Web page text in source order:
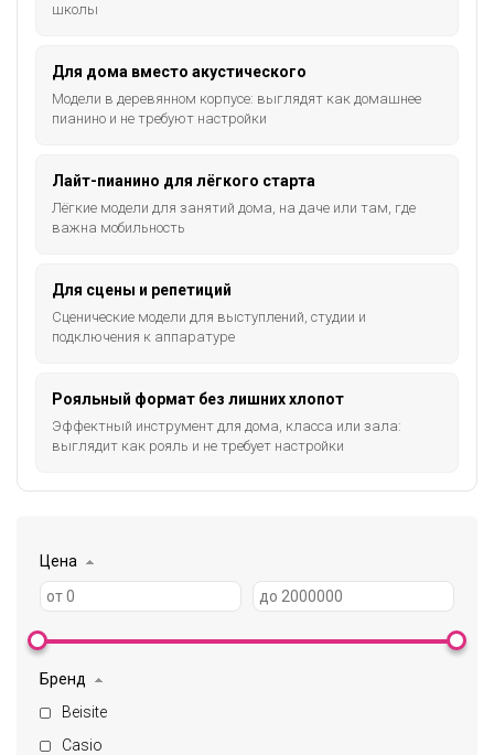
школы
Для дома вместо акустического
Модели в деревянном корпусе: выглядят как домашнее
пианино и не требуют настройки
Лайт-пианино для лёгкого старта
Лёгкие модели для занятий дома, на даче или там, где
важна мобильность
Для сцены и репетиций
Сценические модели для выступлений, студии и
подключения к аппаратуре
Рояльный формат без лишних хлопот
Эффектный инструмент для дома, класса или зала:
выглядит как рояль и не требует настройки
Цена
Бренд
Beisite
Casio